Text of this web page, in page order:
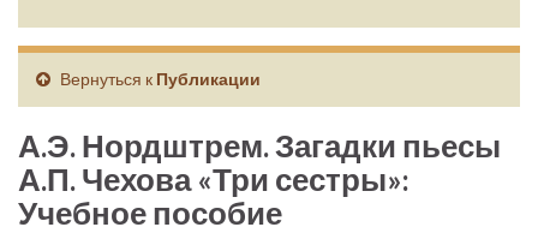
Вернуться к Публикации
А.Э. Нордштрем. Загадки пьесы
А.П. Чехова «Три сестры»:
Учебное пособие